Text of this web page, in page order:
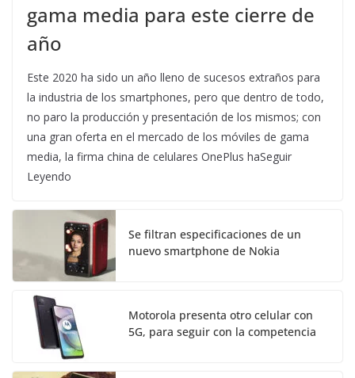
gama media para este cierre de
año
Este 2020 ha sido un año lleno de sucesos extraños para
la industria de los smartphones, pero que dentro de todo,
no paro la producción y presentación de los mismos; con
una gran oferta en el mercado de los móviles de gama
media, la firma china de celulares OnePlus haSeguir
Leyendo
Se filtran especificaciones de un
nuevo smartphone de Nokia
Motorola presenta otro celular con
5G, para seguir con la competencia